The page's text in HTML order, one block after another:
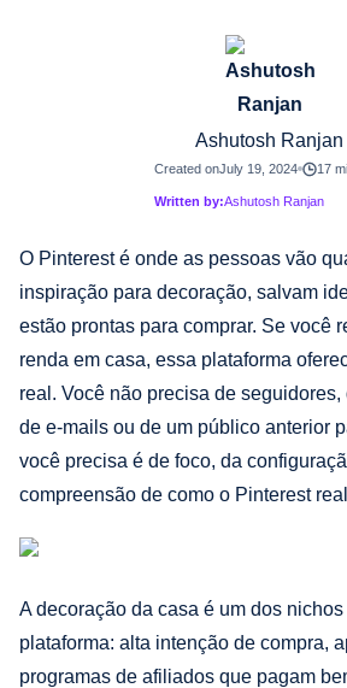
Ashutosh Ranjan
Created onJuly 19, 2024 17
Written by:Ashutosh Ranjan
O Pinterest é onde as pessoas vão
inspiração para decoração, salvam
estão prontas para comprar. Se você
renda em casa, essa plataforma
real. Você não precisa de
de e-mails ou de um público anterior
você precisa é de foco, da
compreensão de como o Pinterest
A decoração da casa é um dos
plataforma: alta intenção de compra,
programas de afiliados que pagam